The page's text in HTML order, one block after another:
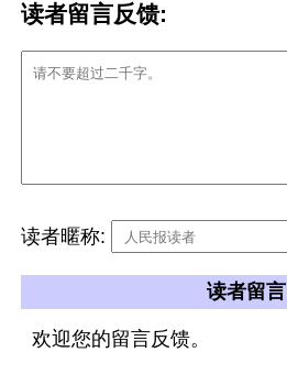
读者留言反馈:
读者暱称:
读者留言
欢迎您的留言反馈。